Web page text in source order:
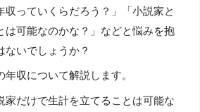
収っていくらだろう？」「小説家と
は可能なのかな？」などと悩みを抱
ないでしょうか？
収について解説します。
家だけで生計を立てることは可能な